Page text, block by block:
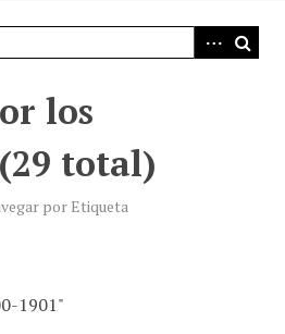
los
total)
por Etiqueta
1901"